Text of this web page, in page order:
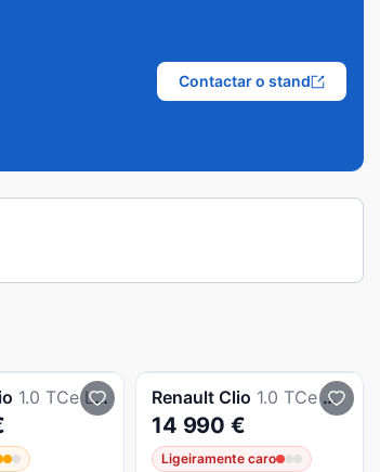
Contactar o stand
1.0 TCe Limited Bi-Fuel Renault Clio 1.0 TCe Exclusive CVT
14 990 €
Ligeiramente caro